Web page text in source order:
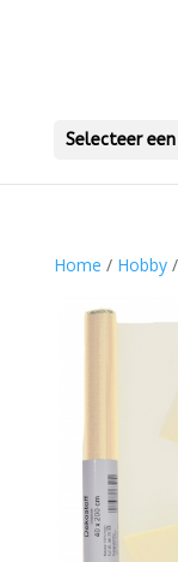
Selecteer
Home / Hobby/